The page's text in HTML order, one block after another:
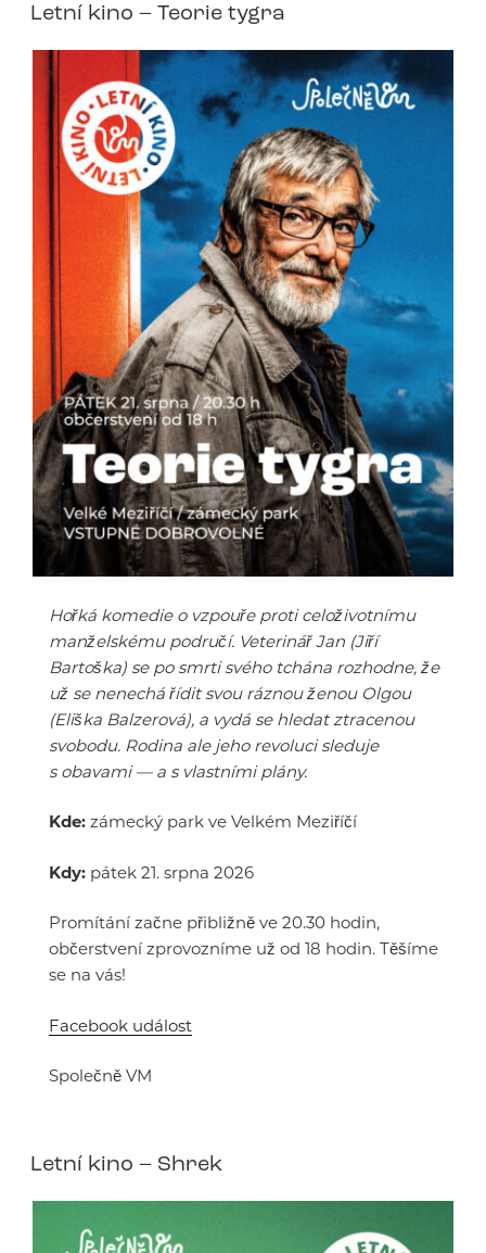
Letní kino – Teorie tygra
Hořká komedie o vzpouře proti celoživotnímu
manželskému područí. Veterinář Jan (Jiří
Bartoška) se po smrti svého tchána rozhodne, že
už se nenechá řídit svou ráznou ženou Olgou
(Eliška Balzerová), a vydá se hledat ztracenou
svobodu. Rodina ale jeho revoluci sleduje
s obavami — a s vlastními plány.
Kde: zámecký park ve Velkém Meziříčí
Kdy: pátek 21. srpna 2026
Promítání začne přibližně ve 20.30 hodin,
občerstvení zprovozníme už od 18 hodin. Těšíme
se na vás!
Facebook událost
Společně VM
Letní kino – Shrek